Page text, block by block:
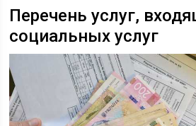
Перечень услуг,
социальных услуг